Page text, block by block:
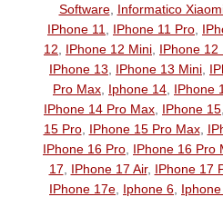
Software, Informatico
IPhone 11
IPhone 11 Pro
12
IPhone 12 Mini IPhone 12
IPhone 13
IPhone 13 Mini
Pro Max Iphone 14 IPhone
IPhone 14 Pro Max IPhone 15
15 Pro, IPhone 15 Pro Max,
IPhone 16 Pro IPhone 16 Pro
17
IPhone 17 Air, IPhone 17
IPhone 17e Iphone 6